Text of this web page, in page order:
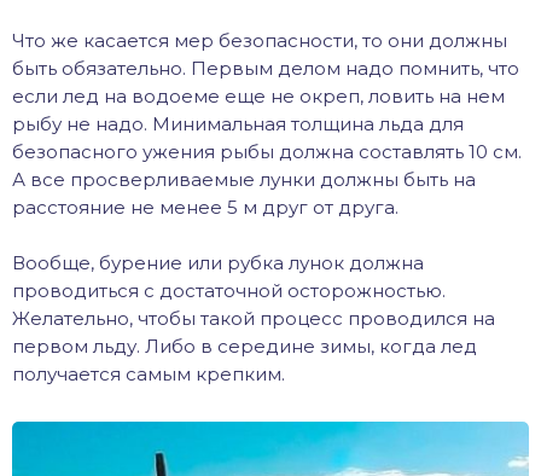
Что же касается мер безопасности, то они должны
быть обязательно. Первым делом надо помнить, что
если лед на водоеме еще не окреп, ловить на нем
рыбу не надо. Минимальная толщина льда для
безопасного ужения рыбы должна составлять 10 см.
А все просверливаемые лунки должны быть на
расстояние не менее 5 м друг от друга.
Вообще, бурение или рубка лунок должна
проводиться с достаточной осторожностью.
Желательно, чтобы такой процесс проводился на
первом льду. Либо в середине зимы, когда лед
получается самым крепким.